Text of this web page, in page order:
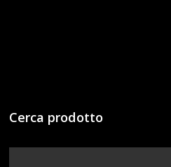
Cerca prodotto